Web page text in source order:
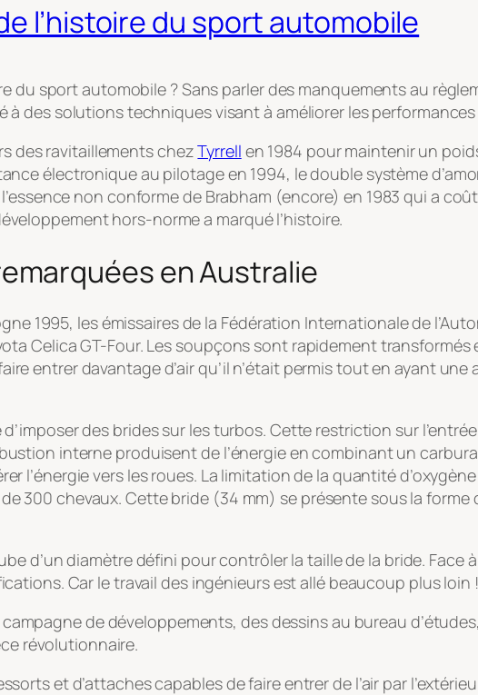
l’histoire du sport automobile
du sport automobile ? Sans parler des manquements au
des solutions techniques visant à améliorer les
des ravitaillements chezTyrrell en 1984 pour maintenir un
électronique au pilotage en 1994, le double système
non conforme de Brabham (encore) en 1983 qui a
hors-norme a marqué l’histoire.
en Australie
1995, les émissaires de la Fédération Internationale de
Celica GT-Four. Les soupçons sont rapidement
entrer davantage d’air qu’il n’était permis tout en ayant une
des brides sur les turbos. Cette restriction sur
interne produisent de l’énergie en combinant un
l’énergie vers les roues. La limitation de la quantité
300 chevaux. Cette bride (34 mm) se présente sous la forme
d’un diamètre défini pour contrôler la taille de la bride.
Car le travail des ingénieurs est allé beaucoup plus loin !
de développements, des dessins au bureau
révolutionnaire.
et d’attaches capables de faire entrer de l’air par